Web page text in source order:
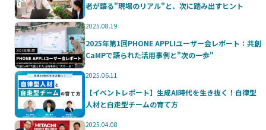
者が語る"現場のリアル"と、次に踏み出すヒント
2025.08.19
2025年第1回PHONE APPLIユーザー会レポート：共創
CaMPで語られた活用事例と"次の一歩"
2025.06.11
【イベントレポート】生成AI時代を生き抜く！自律型
人材と自走型チームの育て方
2025.04.08